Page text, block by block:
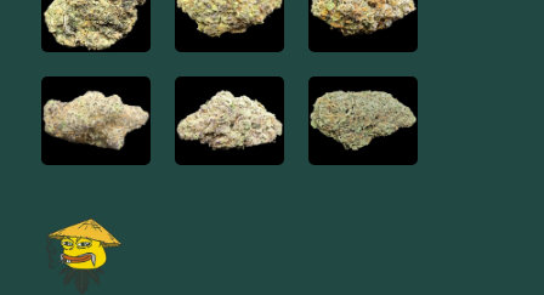
ン